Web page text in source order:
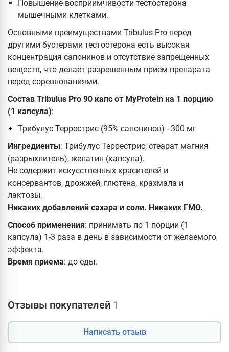
Повышение восприимчивости тестостерона
мышечными клетками.
Основными преимуществами Tribulus Pro перед
другими бустерами тестостерона есть высокая
концентрация сапонинов и отсутствие запрещенных
веществ, что делает разрешенным прием препарата
перед соревнованиями.
Состав Tribulus Pro 90 капс от MyProtein на 1 порцию
(1 капсула):
Трибулус Террестрис (95% сапонинов) - 300 мг
Ингредиенты: Трибулус Террестрис, стеарат магния
(разрыхлитель), желатин (капсула).
Не содержит искусственных красителей и
консервантов, дрожжей, глютена, крахмала и
лактозы.
Никаких добавлений сахара и соли. Никаких ГМО.
Способ применения: принимать по 1 порции (1
капсула) 1-3 раза в день в зависимости от желаемого
эффекта.
Время приема: до еды.
Отзывы покупателей 1
Написать отзыв